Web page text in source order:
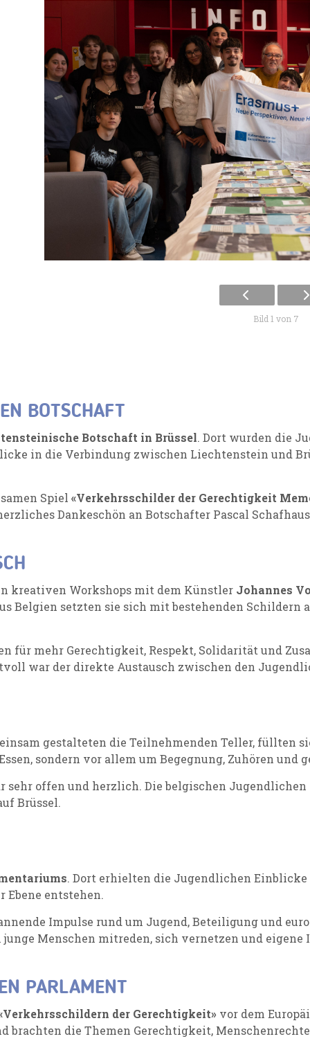
Bild 1 von 7
BOTSCHAFT
Botschaft in Brüssel. Dort wurden die
in die Verbindung zwischen Liechtenstein und
Spiel «Verkehrsschilder der Gerechtigkeit
Dankeschön an Botschafter Pascal
kreativen Workshops mit dem Künstler Johannes
Belgien setzten sie sich mit bestehenden
für mehr Gerechtigkeit, Respekt, Solidarität und
war der direkte Austausch zwischen den
gestalteten die Teilnehmenden Teller, füllten
sondern vor allem um Begegnung, Zuhören und
sehr offen und herzlich. Die belgischen
Brüssel.
. Dort erhielten die Jugendlichen
Ebene entstehen.
Impulse rund um Jugend, Beteiligung und
Menschen mitreden, sich vernetzen und
PARLAMENT
der Gerechtigkeit» vor dem
brachten die Themen Gerechtigkeit,